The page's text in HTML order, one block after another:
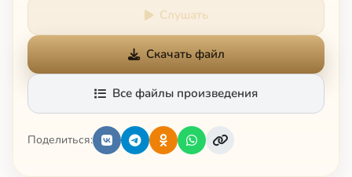
Слушать
Скачать файл
Все файлы произведения
Поделиться: